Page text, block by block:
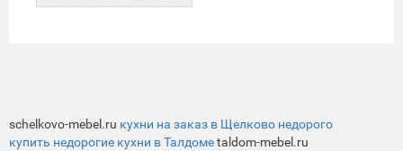
schelkovo-mebel.ru кухни на заказ в Щелково недорого
купить недорогие кухни в Талдомеtaldom-mebel.ru